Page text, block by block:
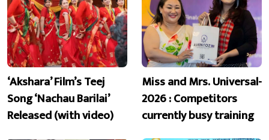
‘Akshara’ Film’s Teej
Song ‘Nachau Barilai’
Released (with video)
Miss and Mrs. Universal-
2026 : Competitors
currently busy training